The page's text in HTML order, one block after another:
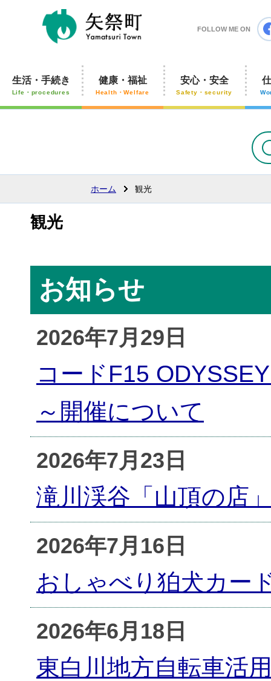
矢祭
FOLLOW ME ON
生活・手続き
Life・procedures
健康・福祉
Health・Welfare
安心・安全
Safety・security
ホーム 観光
観光
お知らせ
2026年7月29日
コードF15
～開催について
2026年7月23日
滝川渓谷「山頂の店
2026年7月16日
おしゃべり狛犬カー
2026年6月18日
東白川地方自転車活